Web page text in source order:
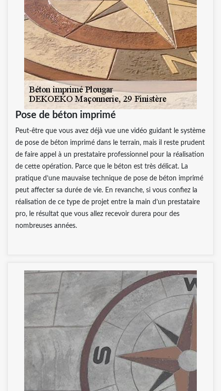
Pose de béton imprimé
Peut-être que vous avez déjà vue une vidéo guidant le système
de pose de béton imprimé dans le terrain, mais il reste prudent
de faire appel à un prestataire professionnel pour la réalisation
de cette opération. Parce que le béton est très délicat. La
pratique d’une mauvaise technique de pose de béton imprimé
peut affecter sa durée de vie. En revanche, si vous confiez la
réalisation de ce type de projet entre la main d’un prestataire
pro, le résultat que vous allez recevoir durera pour des
nombreuses années.